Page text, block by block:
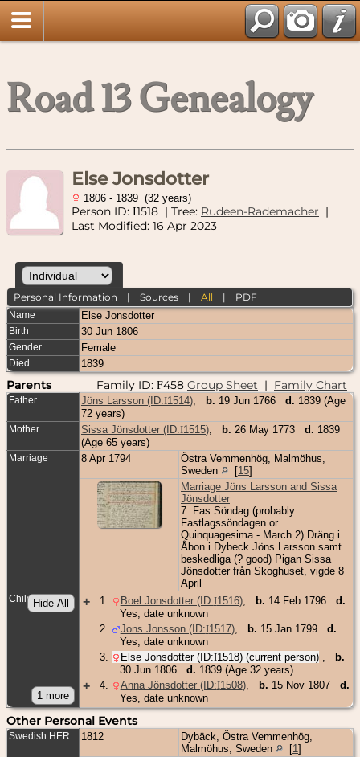
Road 13 Genealogy
Else Jonsdotter
1806 - 1839 (32 years)
Person ID: I1518 | Tree: Rudeen-Rademacher |
Last Modified: 16 Apr 2023
Personal Information |Sources |All | PDF
Name Else Jonsdotter
Birth 30 Jun 1806
Gender Female
Died 1839
Parents Family ID: F458 Group Sheet | Family Chart
Father Jöns Larsson (ID:I1514) b. 19 Jun 1766 d. 1839 (Age
72 years)
Mother Sissa Jönsdotter (ID:I1515) b. 26 May 1773 d. 1839
(Age 65 years)
Marriage 8 Apr 1794
Östra Vemmenhög, Malmöhus,
Sweden
[15]
Marriage Jöns Larsson and Sissa
Jönsdotter
7. Fas Söndag (probably
Fastlagssöndagen or
Quinquagesima - March 2) Dräng i
Åbon i Dybeck Jöns Larsson samt
beskedliga (? good) Pigan Sissa
Jönsdotter från Skoghuset, vigde 8
April
Children + 1 Boel Jonsdotter (ID:I1516), b. 14 Feb 1796 d.
Yes, date unknown
2. Jons Jonsson (ID:I1517), b. 15 Jan 1799 d.
Yes, date unknown
3. Else Jonsdotter (ID:I1518) (current person),
b.
30 Jun 1806d. 1839 (Age 32 years)
+ 4. Anna Jönsdotter (ID:I1508), b. 15 Nov 1807 d.
Yes, date unknown
Other Personal Events
Swedish HER 1812
Dybäck, Östra Vemmenhög,
Malmöhus, Sweden
[1 ]